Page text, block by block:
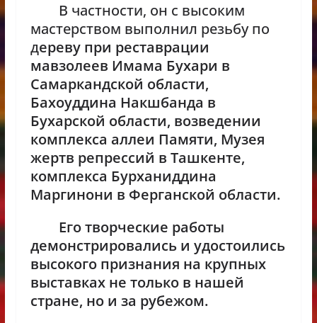
В частности, он с высоким
мастерством выполнил резьбу по
дереву при реставрации
мавзолеев Имама Бухари в
Самаркандской области,
Бахоуддина Накшбанда в
Бухарской области, возведении
комплекса аллеи Памяти, Музея
жертв репрессий в Ташкенте,
комплекса Бурханиддина
Маргинони в Ферганской области.
Его творческие работы
демонстрировались и удостоились
высокого признания на крупных
выставках не только в нашей
стране, но и за рубежом.